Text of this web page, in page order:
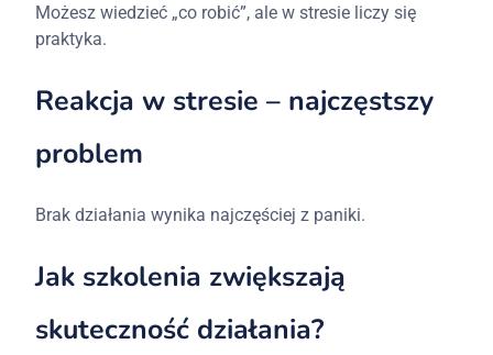
Możesz wiedzieć „co robić”, ale w stresie liczy się
praktyka.
Reakcja w stresie – najczęstszy
problem
Brak działania wynika najczęściej z paniki.
Jak szkolenia zwiększają
skuteczność działania?